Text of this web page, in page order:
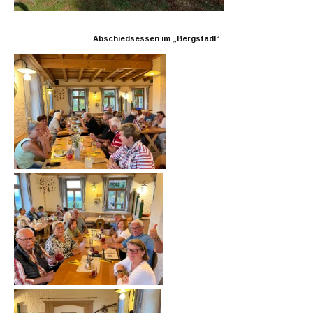
Abschiedsessen im „Bergstadl“